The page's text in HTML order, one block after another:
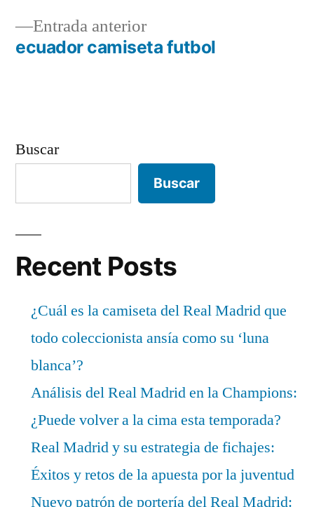
entradas
Entrada anteriorEntrada
anterior:
ecuador camiseta futbol
Buscar
Buscar
Recent Posts
¿Cuál es la camiseta del Real Madrid que
todo coleccionista ansía como su ‘luna
blanca’?
Análisis del Real Madrid en la Champions:
¿Puede volver a la cima esta temporada?
Real Madrid y su estrategia de fichajes:
Éxitos y retos de la apuesta por la juventud
Nuevo patrón de portería del Real Madrid: